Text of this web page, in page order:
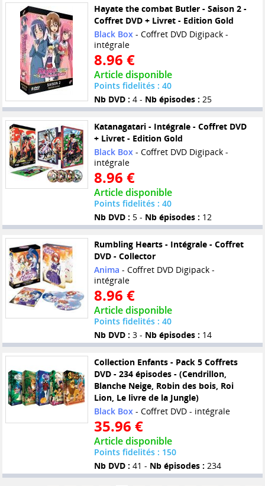
Hayate the combat Butler - Saison 2 -
Coffret DVD + Livret - Edition Gold
Black Box- Coffret DVD Digipack -
intégrale
8.96 €
Article disponible
Points fidelités : 40
Nb DVD : 4 - Nb épisodes : 25
Katanagatari - Intégrale - Coffret DVD
+ Livret - Edition Gold
Black Box- Coffret DVD Digipack -
intégrale
8.96 €
Article disponible
Points fidelités : 40
Nb DVD : 5 - Nb épisodes : 12
Rumbling Hearts - Intégrale - Coffret
DVD - Collector
Anima - Coffret DVD Digipack -
intégrale
8.96 €
Article disponible
Points fidelités : 40
Nb DVD : 3 - Nb épisodes : 14
Collection Enfants - Pack 5 Coffrets
DVD - 234 épisodes - (Cendrillon,
Blanche Neige, Robin des bois, Roi
Lion, Le livre de la Jungle)
Black Box - Coffret DVD - intégrale
35.96 €
Article disponible
Points fidelités : 150
Nb DVD : 41 - Nb épisodes : 234